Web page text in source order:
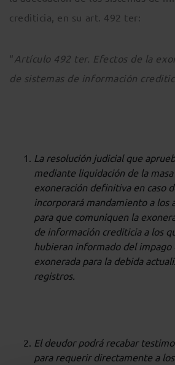
crediticia, en su art. 492 ter:
“Artículo 492 ter. Efectos de la
de sistemas de información
La resolución judicial que
mediante liquidación de la
exoneración definitiva en caso
incorporará mandamiento a los
para que comuniquen la
de información crediticia a los
hubieran informado del impago
exonerada para la debida
registros.
El deudor podrá recabar
para requerir directamente a